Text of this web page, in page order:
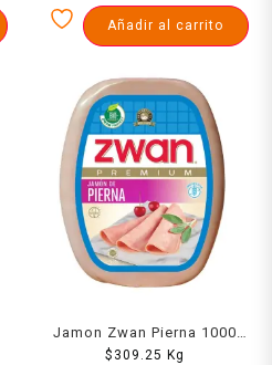
Añadir al carrito
Jamon Zwan Pierna 1000
Grs
$ 309.25 Kg